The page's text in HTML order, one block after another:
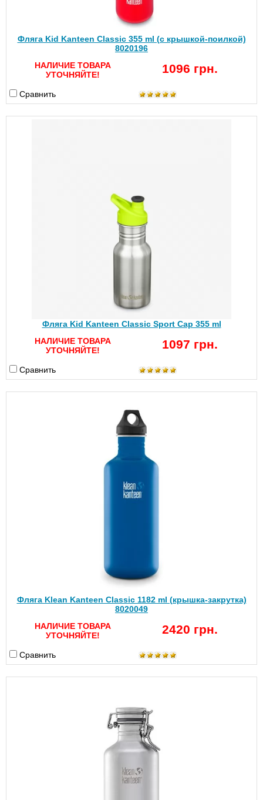
Фляга Kid Kanteen Classic 355 ml (с крышкой-поилкой)
8020196
НАЛИЧИЕ ТОВАРА
УТОЧНЯЙТЕ!
1096 грн.
Сравнить
Фляга Kid Kanteen Classic Sport Cap 355 ml
НАЛИЧИЕ ТОВАРА
УТОЧНЯЙТЕ!
1097 грн.
Сравнить
Фляга Klean Kanteen Classic 1182 ml (крышка-закрутка)
8020049
НАЛИЧИЕ ТОВАРА
УТОЧНЯЙТЕ!
2420 грн.
Сравнить